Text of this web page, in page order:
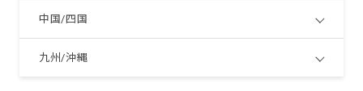
中国/四国
九州/沖縄